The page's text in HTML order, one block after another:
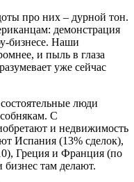
про них – дурной тон.
демонстрация
бизнесе. Наши
и пыль в глаза
уже сейчас
люди
С
и недвижимость
Испания (13% сделок),
Греция и Франция (по
там делают.